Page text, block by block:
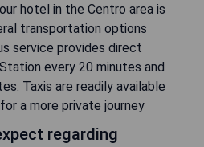
hotel in the Centro area is
transportation options
service provides direct
every 20 minutes and
Taxis are readily available
a more private journey
regarding